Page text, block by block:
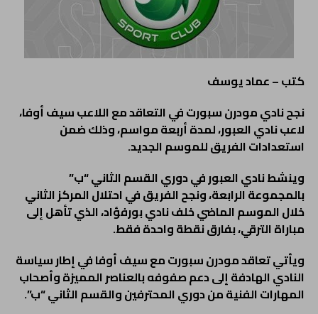
كتب – عماد يوسف
نجح نادي مودرن سبورت في التعاقد مع اللاعب سيف أوفا،
لاعب نادي العبور، لمدة أربعة مواسم، وذلك ضمن
استعدادات الفريق للموسم الجديد.
وينشط نادي العبور في دوري القسم الثاني “ب”
بالمجموعة الرابعة، ونجح الفريق في احتلال المركز الثاني
خلال الموسم الماضي خلف نادي بورفؤاد، الذي تأهل إلى
مباراة الترقي، بفارق نقطة واحدة فقط.
ويأتي تعاقد مودرن سبورت مع سيف أوفا في إطار سياسة
النادي الهادفة إلى دعم صفوفه بالعناصر المميزة وأصحاب
المهارات الفنية من دوري المحترفين والقسم الثاني “ب”.